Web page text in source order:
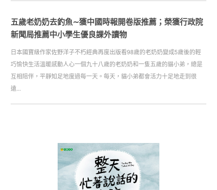
五歲老奶奶去釣魚∼獲中國時報開卷版推薦；榮獲行政院
新聞局推薦中小學生優良課外讀物
日本國寶級作家佐野洋子不朽經典再度出版看98歲的老奶奶變成5歲後的輕
巧愉快生活溫暖感動人心一個九十八歲的老奶奶和一隻五歲的貓小弟，總是
互相陪伴，平靜知足地度過每一天。每天，貓小弟都會活力十足地走到很
遠...